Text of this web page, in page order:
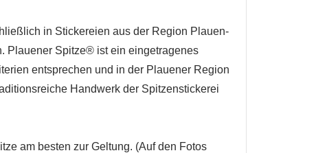
in Stickereien aus der Region Plauen-
Plauener Spitze® ist ein eingetragenes
entsprechen und in der Plauener Region
Handwerk der Spitzenstickerei
am besten zur Geltung. (Auf den Fotos